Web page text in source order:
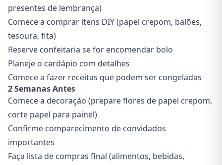
presentes de lembrança)
Comece a comprar itens DIY (papel crepom, balões,
tesoura, fita)
Reserve confeitaria se for encomendar bolo
Planeje o cardápio com detalhes
Comece a fazer receitas que podem ser congeladas
2 Semanas Antes
Comece a decoração (prepare flores de papel crepom,
corte papel para painel)
Confirme comparecimento de convidados
importantes
Faça lista de compras final (alimentos, bebidas,